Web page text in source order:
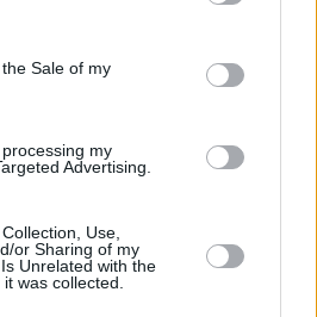
Google and its third-party tags to
purposes in below Google
Sale of my
my
Advertising.
Use,
or Sharing of my
Unrelated with the
was collected.
στη Σαντορίνη: Ο 15χρονος
από το τσουνάμι
χρονολογία της μεγάλης